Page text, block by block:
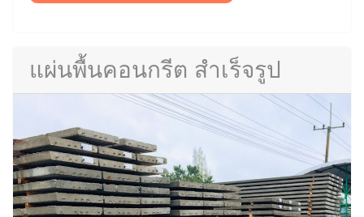
แผ่นพื้นคอนกรีต สำเร็จรูป